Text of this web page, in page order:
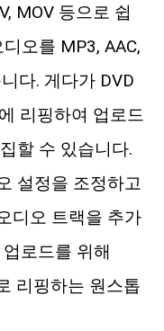
MOV 등으로 쉽
오를 MP3, AAC,
다. 게다가 DVD
리핑하여 업로드
할 수 있습니다.
설정을 조정하고
디오 트랙을 추가
로드를 위해
리핑하는 원스톱